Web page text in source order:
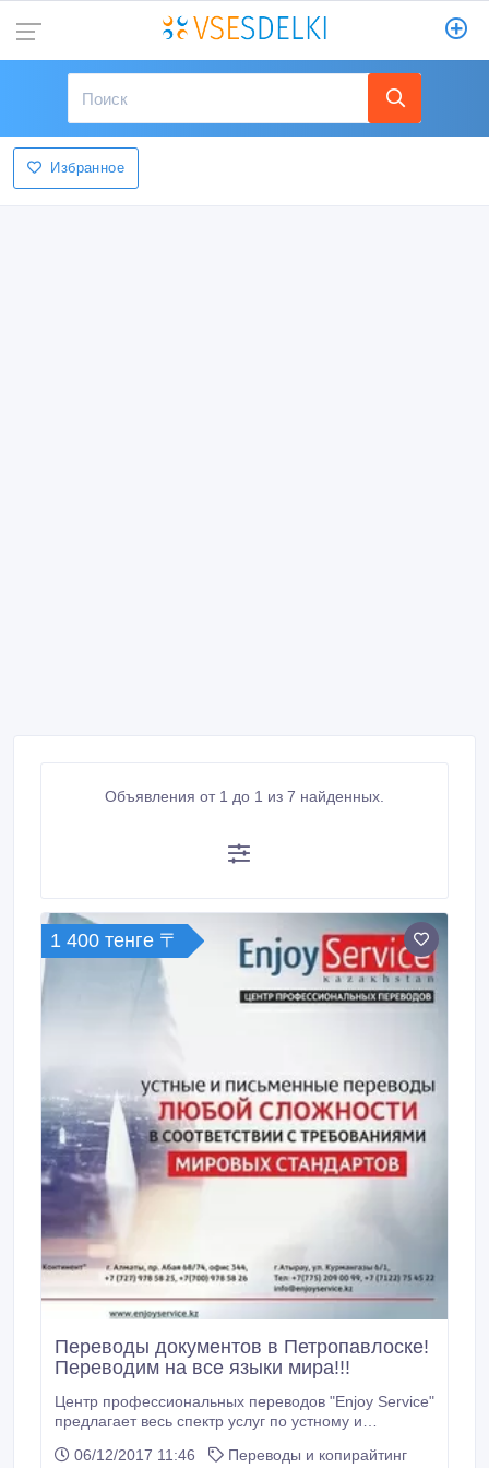
Избранное
Объявления от 1 до 1 из 7 найденных.
1 400 тенге 〒
Переводы документов в Петропавлоске!
Переводим на все языки мира!!!
Центр профессиональных переводов "Enjoy Service"
предлагает весь спектр услуг по устному и
восточные языки. Обратившись к нам Вы получите
06/12/2017 11:46
Переводы и копирайтинг